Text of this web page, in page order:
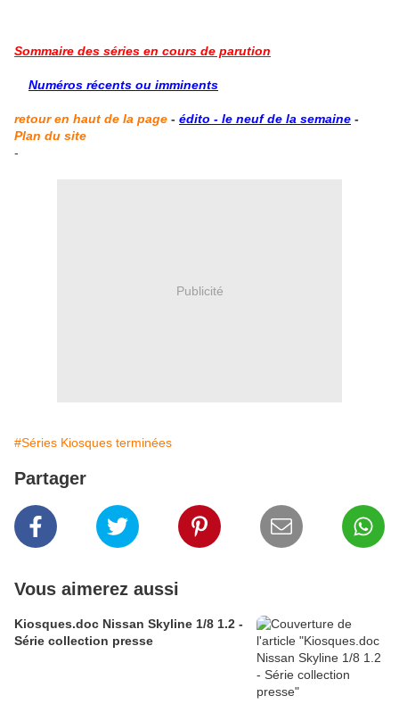
Sommaire des séries en cours de parution
Numéros récents ou imminents
retour en haut de la page - édito - le neuf de la semaine -
Plan du site
-
Publicité
#Séries Kiosques terminées
Partager
Vous aimerez aussi
Kiosques.doc Nissan Skyline 1/8 1.2 -
Série collection presse